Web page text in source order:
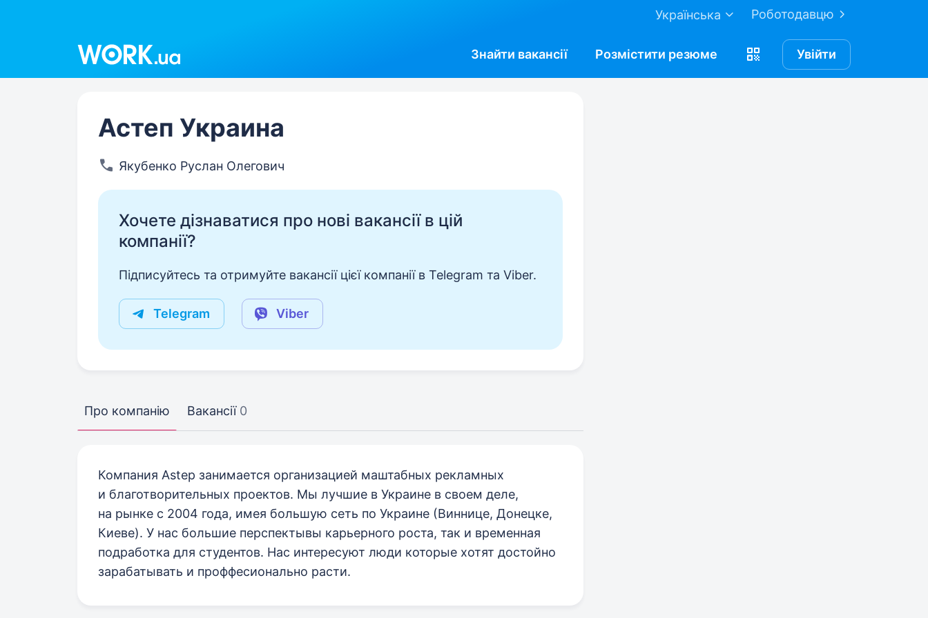
Роботодавцю
Українська
Знайти вакансії Розмістити резюме Увійти
Астеп Украина
Якубенко Руслан Олегович
Хочете дізнаватися про нові вакансії в цій
компанії?
Підписуйтесь та отримуйте вакансії цієї компанії в Telegram та Viber.
Telegram Viber
Про компанію Вакансії 0
Компания Astep занимается организацией маштабных рекламных
и благотворительных проектов. Мы лучшие в Украине в своем деле,
на рынке с 2004 года, имея большую сеть по Украине (Виннице, Донецке,
Киеве). У нас большие перспектывы карьерного роста, так и временная
подработка для студентов. Нас интересуют люди которые хотят достойно
зарабатывать и проффесионально расти.